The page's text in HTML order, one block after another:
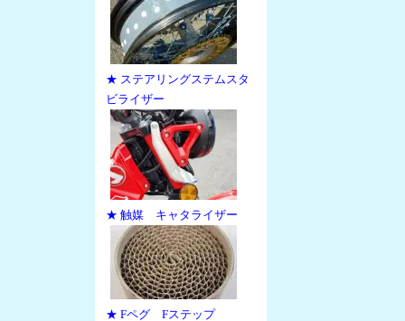
★ ステアリングステムスタ
ビライザー
★ 触媒 キャタライザー
★ Fペグ Fステップ